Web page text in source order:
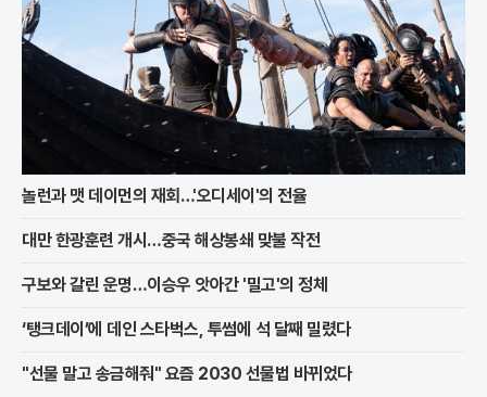
놀런과 맷 데이먼의 재회…'오디세이'의 전율
대만 한광훈련 개시…중국 해상봉쇄 맞불 작전
구보와 갈린 운명…이승우 앗아간 '밀고'의 정체
‘탱크데이’에 데인 스타벅스, 투썸에 석 달째 밀렸다
"선물 말고 송금해줘" 요즘 2030 선물법 바뀌었다